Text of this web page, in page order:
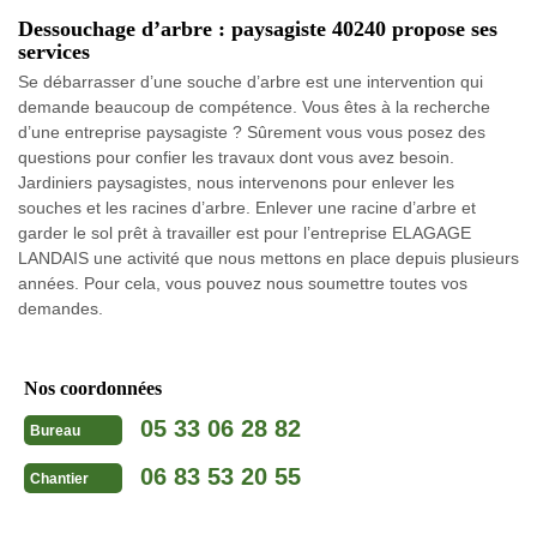
Dessouchage d’arbre : paysagiste 40240 propose ses
services
Se débarrasser d’une souche d’arbre est une intervention qui
demande beaucoup de compétence. Vous êtes à la recherche
d’une entreprise paysagiste ? Sûrement vous vous posez des
questions pour confier les travaux dont vous avez besoin.
Jardiniers paysagistes, nous intervenons pour enlever les
souches et les racines d’arbre. Enlever une racine d’arbre et
garder le sol prêt à travailler est pour l’entreprise ELAGAGE
LANDAIS une activité que nous mettons en place depuis plusieurs
années. Pour cela, vous pouvez nous soumettre toutes vos
demandes.
Nos coordonnées
Bureau 05 33 06 28 82
Chantier 06 83 53 20 55